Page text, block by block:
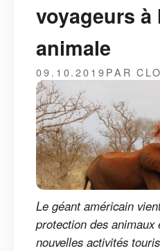
voyageurs à
animale
09.10.2019PAR
Le géant américain
protection des animaux
nouvelles activités